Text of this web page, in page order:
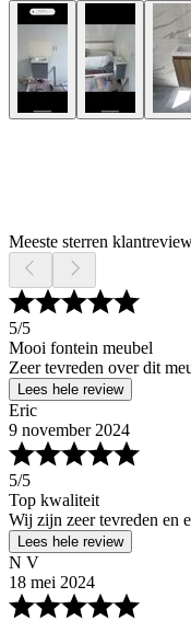
Meeste sterren
5/5
Mooi fontein meubel
Zeer tevreden over dit
Lees hele review
Eric
9 november 2024
5/5
Top kwaliteit
Wij zijn zeer tevreden en
Lees hele review
N V
18 mei 2024